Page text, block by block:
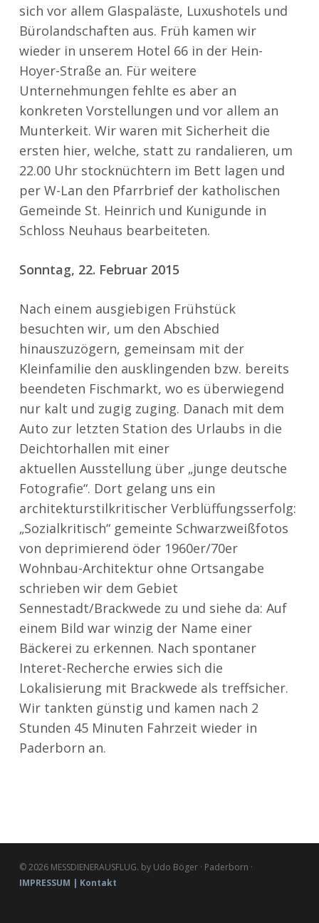
sich vor allem Glaspaläste, Luxushotels und
Bürolandschaften aus. Früh kamen wir
wieder in unserem Hotel 66 in der Hein-
Hoyer-Straße an. Für weitere
Unternehmungen fehlte es aber an
konkreten Vorstellungen und vor allem an
Munterkeit. Wir waren mit Sicherheit die
ersten hier, welche, statt zu randalieren, um
22.00 Uhr stocknüchtern im Bett lagen und
per W-Lan den Pfarrbrief der katholischen
Gemeinde St. Heinrich und Kunigunde in
Schloss Neuhaus bearbeiteten.
Sonntag, 22. Februar 2015
Nach einem ausgiebigen Frühstück
besuchten wir, um den Abschied
hinauszuzögern, gemeinsam mit der
Kleinfamilie den ausklingenden bzw. bereits
beendeten Fischmarkt, wo es überwiegend
nur kalt und zugig zuging. Danach mit dem
Auto zur letzten Station des Urlaubs in die
Deichtorhallen mit einer
aktuellen Ausstellung über „junge deutsche
Fotografie“. Dort gelang uns ein
architekturstilkritischer Verblüffungsserfolg:
„Sozialkritisch“ gemeinte Schwarzweißfotos
von deprimierend öder 1960er/70er
Wohnbau-Architektur ohne Ortsangabe
schrieben wir dem Gebiet
Sennestadt/Brackwede zu und siehe da: Auf
einem Bild war winzig der Name einer
Bäckerei zu erkennen. Nach spontaner
Interet-Recherche erwies sich die
Lokalisierung mit Brackwede als treffsicher.
Wir tankten günstig und kamen nach 2
Stunden 45 Minuten Fahrzeit wieder in
Paderborn an.
© 2026 MESSDIENERAUSFLUG. by Udo Böger · Paderborn ·
IMPRESSUM | Kontakt